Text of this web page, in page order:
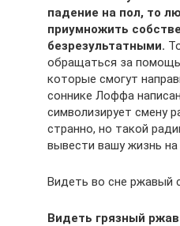
падение на пол, то
приумножить
безрезультатными.
обращаться за
которые смогут
соннике Лоффа
символизирует смену
странно, но такой
вывести вашу жизнь на
Видеть во сне ржавый
Видеть грязный